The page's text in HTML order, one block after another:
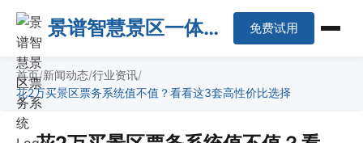
景谱智慧景区一体化
免费试用
首页 新闻动态 行业资讯
花2万买景区票务系统值不值？看看这3套高性价比选择